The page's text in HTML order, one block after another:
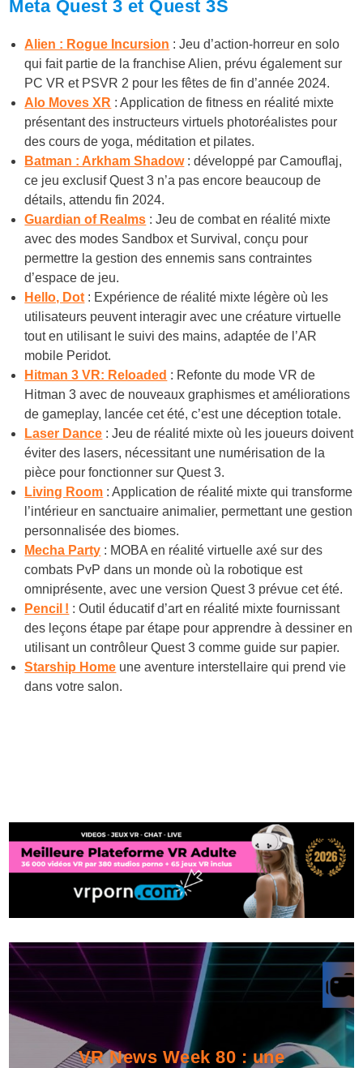
Meta Quest 3 et Quest 3S
Alien : Rogue Incursion : Jeu d’action-horreur en solo
qui fait partie de la franchise Alien, prévu également sur
PC VR et PSVR 2 pour les fêtes de fin d’année 2024.
Alo Moves XR : Application de fitness en réalité mixte
présentant des instructeurs virtuels photoréalistes pour
des cours de yoga, méditation et pilates.
Batman : Arkham Shadow: développé par Camouflaj,
ce jeu exclusif Quest 3 n’a pas encore beaucoup de
détails, attendu fin 2024.
Guardian of Realms : Jeu de combat en réalité mixte
avec des modes Sandbox et Survival, conçu pour
permettre la gestion des ennemis sans contraintes
d’espace de jeu.
Hello, Dot : Expérience de réalité mixte légère où les
utilisateurs peuvent interagir avec une créature virtuelle
tout en utilisant le suivi des mains, adaptée de l’AR
mobile Peridot.
Hitman 3 VR: Reloaded : Refonte du mode VR de
Hitman 3 avec de nouveaux graphismes et améliorations
de gameplay, lancée cet été, c’est une déception totale.
Laser Dance : Jeu de réalité mixte où les joueurs doivent
éviter des lasers, nécessitant une numérisation de la
pièce pour fonctionner sur Quest 3.
Living Room : Application de réalité mixte qui transforme
l’intérieur en sanctuaire animalier, permettant une gestion
personnalisée des biomes.
Mecha Party : MOBA en réalité virtuelle axé sur des
combats PvP dans un monde où la robotique est
omniprésente, avec une version Quest 3 prévue cet été.
Pencil ! : Outil éducatif d’art en réalité mixte fournissant
des leçons étape par étape pour apprendre à dessiner en
utilisant un contrôleur Quest 3 comme guide sur papier.
Starship Home une aventure interstellaire qui prend vie
dans votre salon.
VR News Week 80 : une